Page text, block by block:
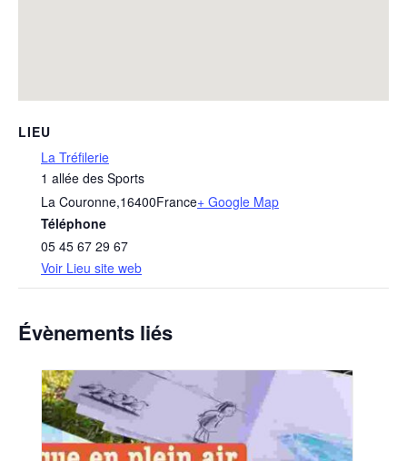
LIEU
La Tréfilerie
1 allée des Sports
La Couronne,16400France+ Google Map
Téléphone
05 45 67 29 67
Voir Lieu site web
Évènements liés